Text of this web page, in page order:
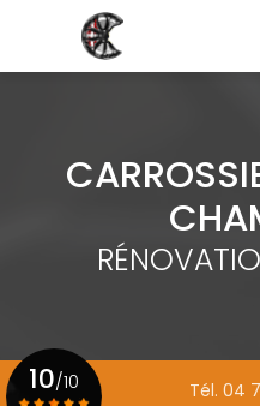
principal
Tél. 04
10/10